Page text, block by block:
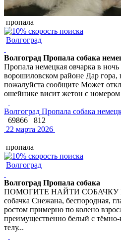
пропала
Волгоград
Волгоград Пропала собака
Пропала немецкая овчарка в ночь
ворошиловском районе Дар гора,
пожалуйста сообщите Может
ошейнике висит жетон с номером
Волгоград Пропала собака
69866
812
22 марта 2026
пропала
Волгоград
Волгоград Пропала собака
ПОМОГИТЕ НАЙТИ СОБАЧКУ
собачка Снежана, беспородная,
ростом примерно по колено
преимущественно белый с
телу...